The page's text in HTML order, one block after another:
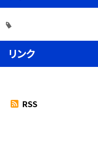
リンク
RSS